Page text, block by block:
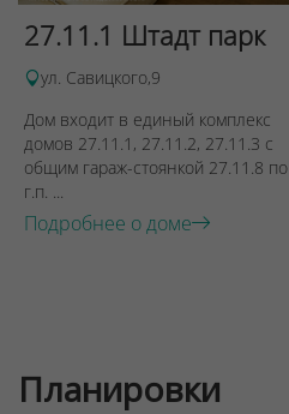
27.11.1 Штадт парк
ул. Савицкого,9
Дом входит в единый комплекс
домов 27.11.1, 27.11.2, 27.11.3 с
общим гараж-стоянкой 27.11.8 по
г.п. ...
Подробнее о доме
Планировки